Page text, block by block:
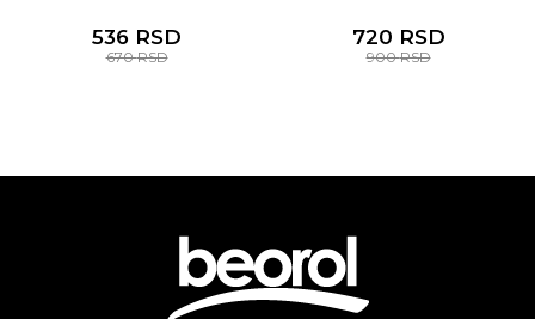
536 RSD
670RSD
720 RSD
900RSD